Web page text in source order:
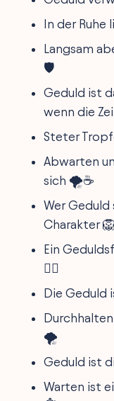
In der Ruhe
Langsam
🛡️
Geduld ist
wenn die
Steter
Abwarten
sich 🌪️☕
Wer Geduld
Charakter
Ein
🏋️‍♀️
Die Geduld
🌪️
Geduld ist
Warten ist